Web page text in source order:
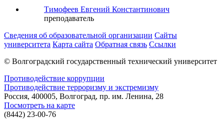
Тимофеев Евгений Константинович
преподаватель
Сведения об образовательной организации Сайты
университета Карта сайта Обратная связь Ссылки
© Волгоградский государственный технический университет
Противодействие коррупции
Противодействие терроризму и экстремизму
Россия, 400005, Волгоград, пр. им. Ленина, 28
Посмотреть на карте
(8442) 23-00-76